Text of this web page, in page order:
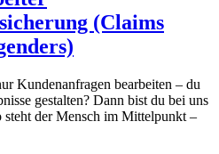
(Claims
Kundenanfragen bearbeiten – du
gestalten? Dann bist du bei uns
steht der Mensch im Mittelpunkt –